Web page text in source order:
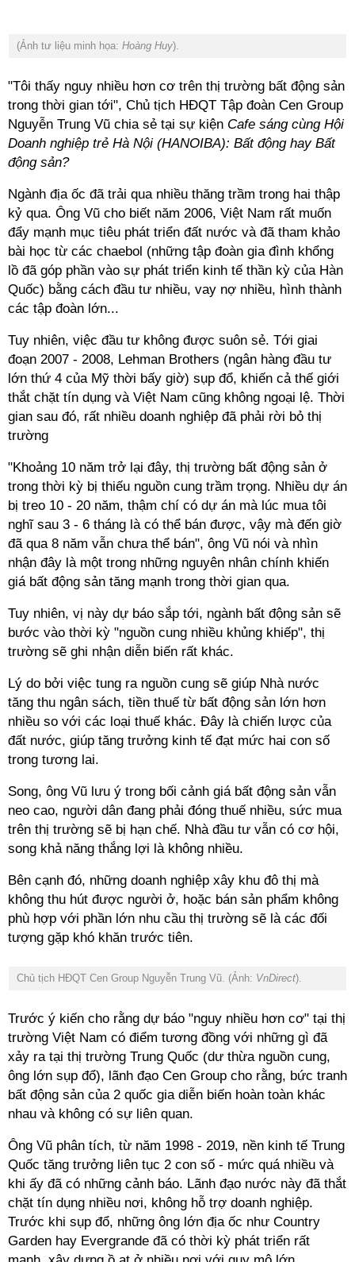
(Ảnh tư liệu minh họa: Hoàng Huy).
"Tôi thấy nguy nhiều hơn cơ trên thị trường bất động sản
trong thời gian tới", Chủ tịch HĐQT Tập đoàn Cen Group
Nguyễn Trung Vũ chia sẻ tại sự kiện Cafe sáng cùng Hội
Doanh nghiệp trẻ Hà Nội (HANOIBA): Bất động hay Bất
động sản?
Ngành địa ốc đã trải qua nhiều thăng trầm trong hai thập
kỷ qua. Ông Vũ cho biết năm 2006, Việt Nam rất muốn
đẩy mạnh mục tiêu phát triển đất nước và đã tham khảo
bài học từ các chaebol (những tập đoàn gia đình khổng
lồ đã góp phần vào sự phát triển kinh tế thần kỳ của Hàn
Quốc) bằng cách đầu tư nhiều, vay nợ nhiều, hình thành
các tập đoàn lớn...
Tuy nhiên, việc đầu tư không được suôn sẻ. Tới giai
đoạn 2007 - 2008, Lehman Brothers (ngân hàng đầu tư
lớn thứ 4 của Mỹ thời bấy giờ) sụp đổ, khiến cả thế giới
thắt chặt tín dụng và Việt Nam cũng không ngoại lệ. Thời
gian sau đó, rất nhiều doanh nghiệp đã phải rời bỏ thị
trường
"Khoảng 10 năm trở lại đây, thị trường bất động sản ở
trong thời kỳ bị thiếu nguồn cung trầm trọng. Nhiều dự án
bị treo 10 - 20 năm, thậm chí có dự án mà lúc mua tôi
nghĩ sau 3 - 6 tháng là có thể bán được, vậy mà đến giờ
đã qua 8 năm vẫn chưa thể bán", ông Vũ nói và nhìn
nhận đây là một trong những nguyên nhân chính khiến
giá bất động sản tăng mạnh trong thời gian qua.
Tuy nhiên, vị này dự báo sắp tới, ngành bất động sản sẽ
bước vào thời kỳ "nguồn cung nhiều khủng khiếp", thị
trường sẽ ghi nhận diễn biến rất khác.
Lý do bởi việc tung ra nguồn cung sẽ giúp Nhà nước
tăng thu ngân sách, tiền thuế từ bất động sản lớn hơn
nhiều so với các loại thuế khác. Đây là chiến lược của
đất nước, giúp tăng trưởng kinh tế đạt mức hai con số
trong tương lai.
Song, ông Vũ lưu ý trong bối cảnh giá bất động sản vẫn
neo cao, người dân đang phải đóng thuế nhiều, sức mua
trên thị trường sẽ bị hạn chế. Nhà đầu tư vẫn có cơ hội,
song khả năng thắng lợi là không nhiều.
Bên cạnh đó, những doanh nghiệp xây khu đô thị mà
không thu hút được người ở, hoặc bán sản phẩm không
phù hợp với phần lớn nhu cầu thị trường sẽ là các đối
tượng gặp khó khăn trước tiên.
Chủ tịch HĐQT Cen Group Nguyễn Trung Vũ. (Ảnh: VnDirect).
Trước ý kiến cho rằng dự báo "nguy nhiều hơn cơ" tại thị
trường Việt Nam có điểm tương đồng với những gì đã
xảy ra tại thị trường Trung Quốc (dư thừa nguồn cung,
ông lớn sụp đổ), lãnh đạo Cen Group cho rằng, bức tranh
bất động sản của 2 quốc gia diễn biến hoàn toàn khác
nhau và không có sự liên quan.
Ông Vũ phân tích, từ năm 1998 - 2019, nền kinh tế Trung
Quốc tăng trưởng liên tục 2 con số - mức quá nhiều và
khi ấy đã có những cảnh báo. Lãnh đạo nước này đã thắt
chặt tín dụng nhiều nơi, không hỗ trợ doanh nghiệp.
Trước khi sụp đổ, những ông lớn địa ốc như Country
Garden hay Evergrande đã có thời kỳ phát triển rất